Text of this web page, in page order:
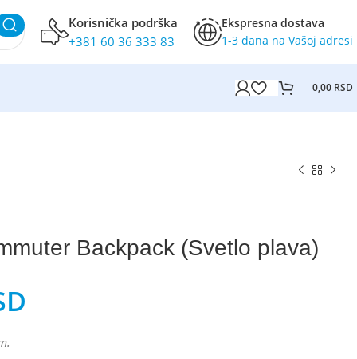
Korisnička podrška
+381 60 36 333 83
Ekspresna dostava
1-3 dana na Vašoj adresi
0,00 RSD
Backpack (Svetlo plava)